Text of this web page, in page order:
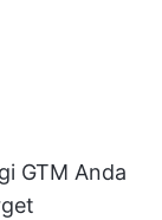
GTM Anda